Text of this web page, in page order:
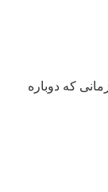
که دوباره